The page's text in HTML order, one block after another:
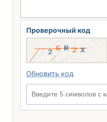
Проверочный код
Обновить код